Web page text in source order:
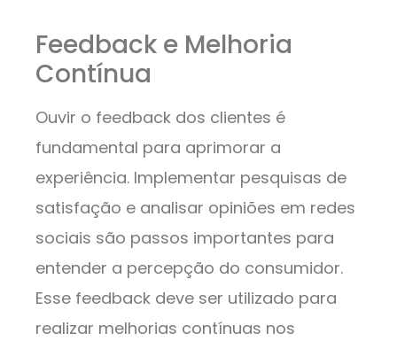
Feedback e Melhoria
Contínua
Ouvir o feedback dos clientes é
fundamental para aprimorar a
experiência. Implementar pesquisas de
satisfação e analisar opiniões em redes
sociais são passos importantes para
entender a percepção do consumidor.
Esse feedback deve ser utilizado para
realizar melhorias contínuas nos